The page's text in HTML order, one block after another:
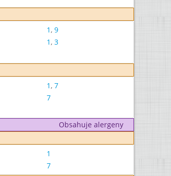
1, 9
1, 3
1, 7
7
Obsahuje alergeny
1
7